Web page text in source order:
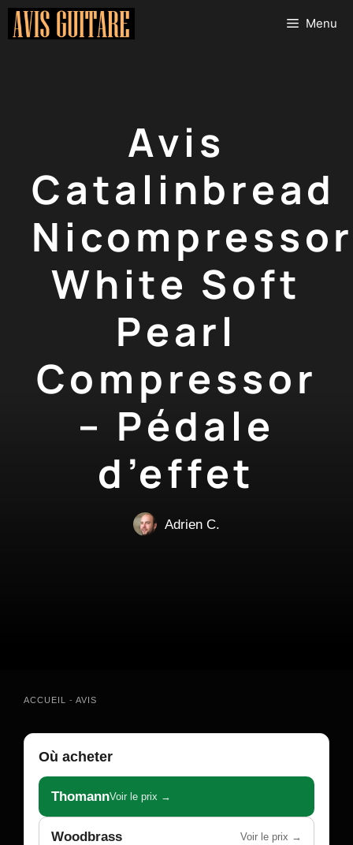
Aller
Menu
Avis
Catalinbread
White Soft
Pearl
Compressor
– Pédale
d’effet
Adrien C.
ACCUEIL - AVIS
Où acheter
ThomannVoir le prix →
Woodbrass Voir le prix →